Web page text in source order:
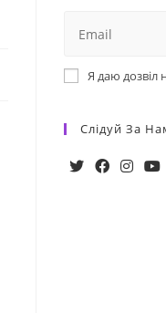
Я даю дозвіл
Слідуй За